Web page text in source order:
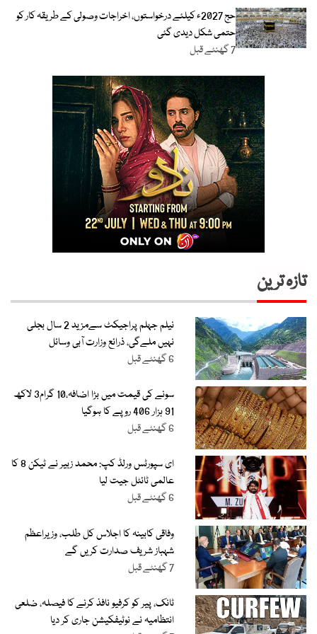
حج 2027ء کیلئے درخواستوں، اخراجات وصولی کے طریقہ کار کو
حتمی شکل دیدی گئی
7 گھنٹے قبل
تازہ ترین
نیلم جہلم پراجیکٹ سےمزید 2 سال بجلی
نہیں ملےگی، ذرائع وزارت آبی وسائل
6 گھنٹے قبل
سونے کی قیمت میں بڑا اضافہ،10 گرام3 لاکھ
91 ہزار 406 روپے کا ہوگیا
6 گھنٹے قبل
ای سپورٹس ورلڈ کپ: محمد زبیر نے ٹیکن 8 کا
عالمی ٹائٹل جیت لیا
6 گھنٹے قبل
وفاقی کابینہ کا اجلاس کل طلب، وزیراعظم
شہباز شریف صدارت کریں گے
7 گھنٹے قبل
ٹانک، پیر کو کرفیو نافذ کرنے کا فیصلہ، ضلعی
انتظامیہ نے نوٹیفکیشن جاری کر دیا